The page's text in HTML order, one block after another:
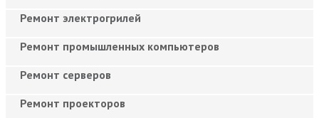
Ремонт электрогрилей
Ремонт промышленных компьютеров
Ремонт серверов
Ремонт проекторов